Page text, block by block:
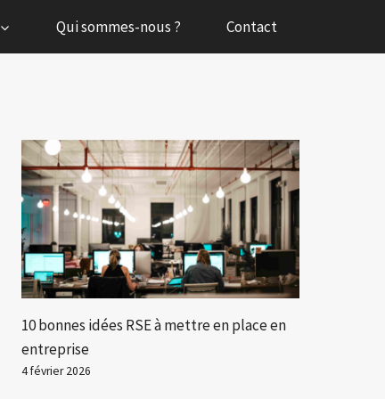
Qui sommes-nous ? Contact
10 bonnes idées RSE à mettre en place en
entreprise
4 février 2026